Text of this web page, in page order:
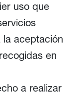
uso que
la aceptación
en
a realizar